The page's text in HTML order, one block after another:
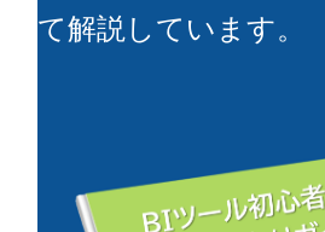
て解説しています。